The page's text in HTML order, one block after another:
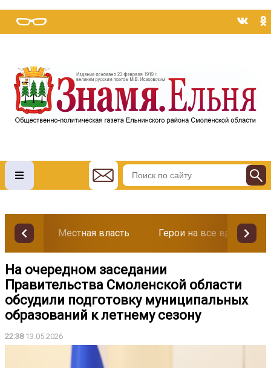
Местная власть Герои на все времена
На очередном заседании
Правительства Смоленской области
обсудили подготовку муниципальных
образований к летнему сезону
22:3813.05.2026